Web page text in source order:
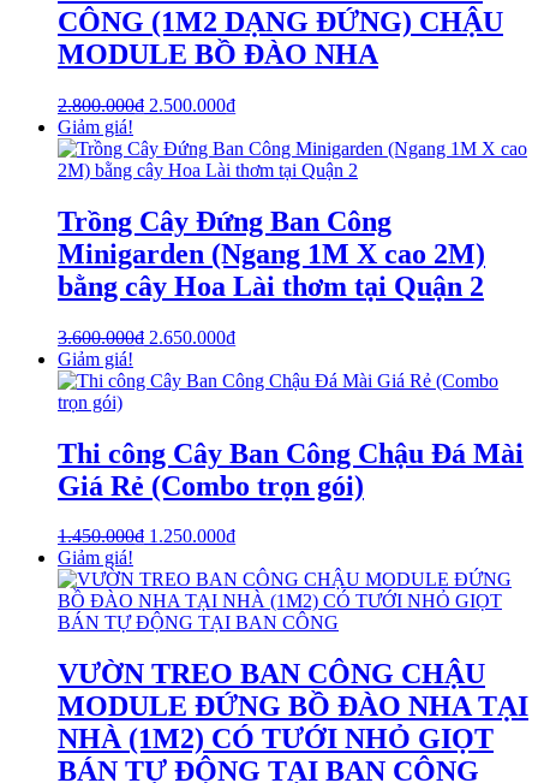
CÔNG (1M2 DẠNG ĐỨNG) CHẬU
MODULE BỒ ĐÀO NHA
2.800.000₫ 2.500.000₫
Giảm giá!
Trồng Cây Đứng Ban Công
Minigarden (Ngang 1M X cao 2M)
bằng cây Hoa Lài thơm tại Quận 2
3.600.000₫ 2.650.000₫
Giảm giá!
Thi công Cây Ban Công Chậu Đá Mài
Giá Rẻ (Combo trọn gói)
1.450.000₫ 1.250.000₫
Giảm giá!
VƯỜN TREO BAN CÔNG CHẬU
MODULE ĐỨNG BỒ ĐÀO NHA TẠI
NHÀ (1M2) CÓ TƯỚI NHỎ GIỌT
BÁN TỰ ĐỘNG TẠI BAN CÔNG